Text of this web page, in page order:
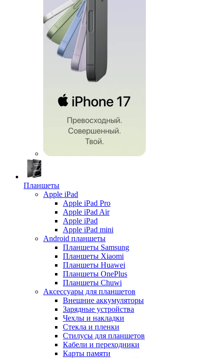
Планшеты
Apple iPad
Apple iPad Pro
Apple iPad Air
Apple iPad
Apple iPad mini
Android планшеты
Планшеты Samsung
Планшеты Xiaomi
Планшеты Huawei
Планшеты OnePlus
Планшеты Chuwi
Аксессуары для планшетов
Внешние аккумуляторы
Зарядные устройства
Чехлы и накладки
Стекла и пленки
Стилусы для планшетов
Кабели и переходники
Карты памяти